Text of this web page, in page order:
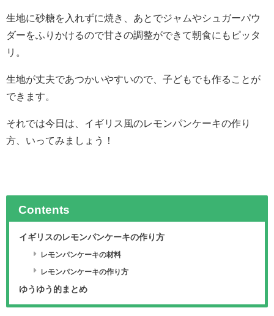
生地に砂糖を入れずに焼き、あとでジャムやシュガーパウ
ダーをふりかけるので甘さの調整ができて朝食にもピッタ
リ。
生地が丈夫であつかいやすいので、子どもでも作ることが
できます。
それでは今日は、イギリス風のレモンパンケーキの作り
方、いってみましょう！
Contents
イギリスのレモンパンケーキの作り方
レモンパンケーキの材料
レモンパンケーキの作り方
ゆうゆう的まとめ